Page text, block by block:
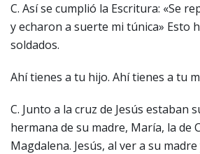
C. Así se cumplió la Escritura: «Se
y echaron a suerte mi túnica» Esto
soldados.
Ahí tienes a tu hijo. Ahí tienes a tu
C. Junto a la cruz de Jesús estaban
hermana de su madre, María, la de
Magdalena. Jesús, al ver a su